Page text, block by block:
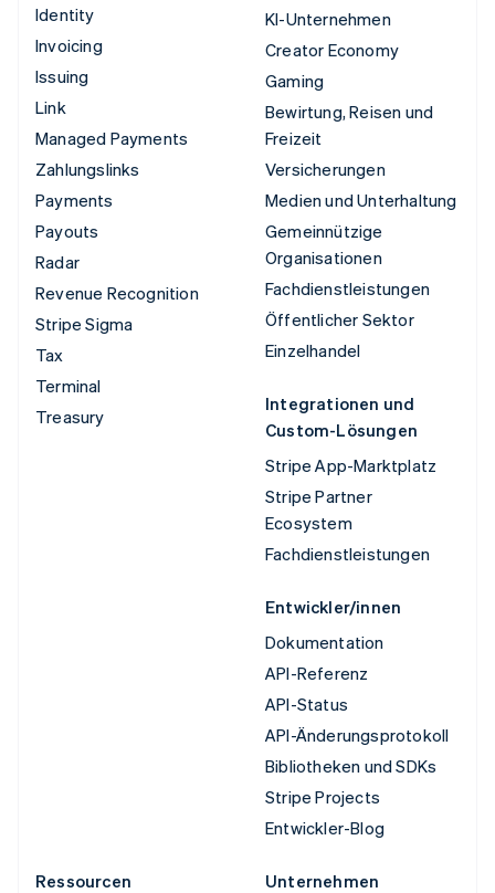
Identity
Invoicing
Issuing
Link
Managed Payments
Zahlungslinks
Payments
Payouts
Radar
Revenue Recognition
Stripe Sigma
Tax
Terminal
Treasury
KI-Unternehmen
Creator Economy
Gaming
Bewirtung, Reisen und
Freizeit
Versicherungen
Medien und Unterhaltung
Gemeinnützige
Organisationen
Fachdienstleistungen
Öffentlicher Sektor
Einzelhandel
Integrationen und
Custom-Lösungen
Stripe App-Marktplatz
Stripe Partner
Ecosystem
Fachdienstleistungen
Entwickler/innen
Dokumentation
API-Referenz
API-Status
API-Änderungsprotokoll
Bibliotheken und SDKs
Stripe Projects
Entwickler-Blog
Ressourcen
Unternehmen